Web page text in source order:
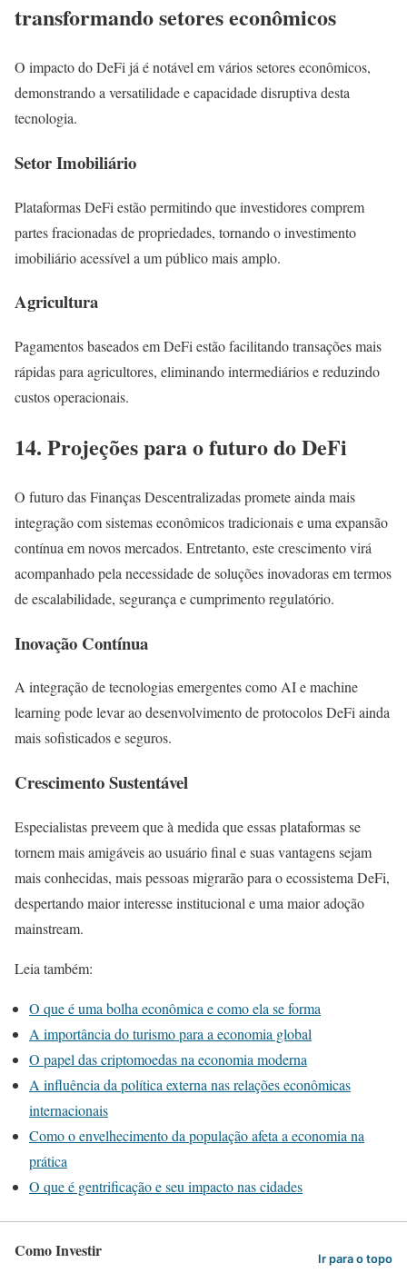
transformando setores econômicos
O impacto do DeFi já é notável em vários setores econômicos,
demonstrando a versatilidade e capacidade disruptiva desta
tecnologia.
Setor Imobiliário
Plataformas DeFi estão permitindo que investidores comprem
partes fracionadas de propriedades, tornando o investimento
imobiliário acessível a um público mais amplo.
Agricultura
Pagamentos baseados em DeFi estão facilitando transações mais
rápidas para agricultores, eliminando intermediários e reduzindo
custos operacionais.
14. Projeções para o futuro do DeFi
O futuro das Finanças Descentralizadas promete ainda mais
integração com sistemas econômicos tradicionais e uma expansão
contínua em novos mercados. Entretanto, este crescimento virá
acompanhado pela necessidade de soluções inovadoras em termos
de escalabilidade, segurança e cumprimento regulatório.
Inovação Contínua
A integração de tecnologias emergentes como AI e machine
learning pode levar ao desenvolvimento de protocolos DeFi ainda
mais sofisticados e seguros.
Crescimento Sustentável
Especialistas preveem que à medida que essas plataformas se
tornem mais amigáveis ao usuário final e suas vantagens sejam
mais conhecidas, mais pessoas migrarão para o ecossistema DeFi,
despertando maior interesse institucional e uma maior adoção
mainstream.
Leia também:
O que é uma bolha econômica e como ela se forma
A importância do turismo para a economia global
O papel das criptomoedas na economia moderna
A influência da política externa nas relações econômicas
internacionais
Como o envelhecimento da população afeta a economia na
prática
O que é gentrificação e seu impacto nas cidades
Como Investir Ir para o topo